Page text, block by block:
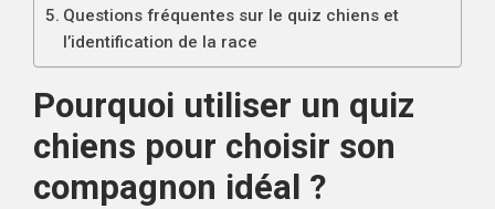
Questions fréquentes sur le quiz chiens et
l’identification de la race
Pourquoi utiliser un quiz
chiens pour choisir son
compagnon idéal ?